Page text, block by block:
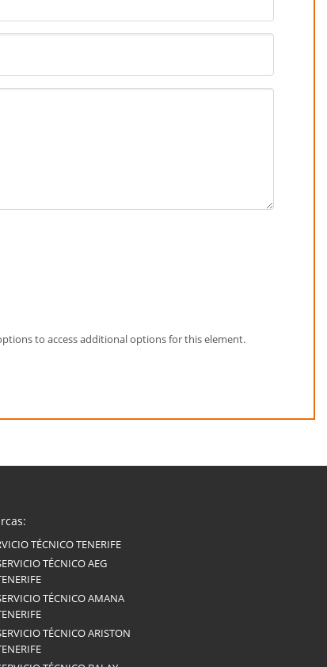
to access additional options for this element.
TÉCNICO TENERIFE
TÉCNICO AEG
TÉCNICO AMANA
TÉCNICO ARISTON